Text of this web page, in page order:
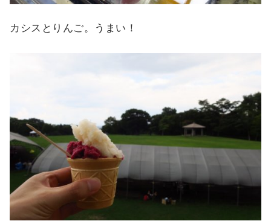
カシスとりんご。うまい！